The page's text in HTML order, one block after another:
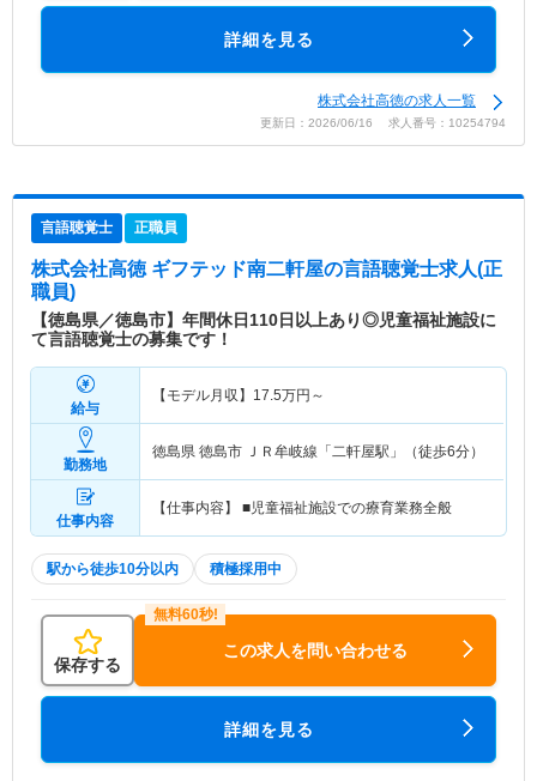
詳細を見る
株式会社高徳の求人一覧
更新日：2026/06/16 求人番号：10254794
言語聴覚士 正職員
株式会社高徳 ギフテッド南二軒屋の言語聴覚士求人(正
職員)
【徳島県／徳島市】年間休日110日以上あり◎児童福祉施設に
て言語聴覚士の募集です！
給与
【モデル月収】 17.5万円～
勤務地
徳島県 徳島市 ＪＲ牟岐線「二軒屋駅」（徒歩6分）
仕事内容
【仕事内容】 ■児童福祉施設での療育業務全般
駅から徒歩10分以内 積極採用中
保存する
この求人を問い合わせる
詳細を見る